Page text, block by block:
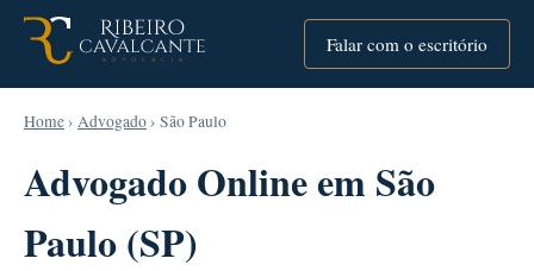
Falar com o escritório
Home› Advogado› São Paulo
Advogado Online em São
Paulo (SP)